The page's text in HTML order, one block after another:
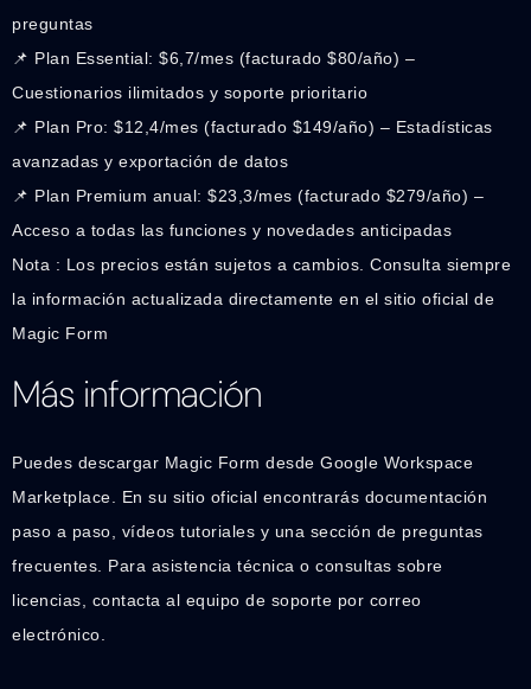
preguntas
📌 Plan Essential: $6,7/mes (facturado $80/año) –
Cuestionarios ilimitados y soporte prioritario
📌 Plan Pro: $12,4/mes (facturado $149/año) – Estadísticas
avanzadas y exportación de datos
📌 Plan Premium anual: $23,3/mes (facturado $279/año) –
Acceso a todas las funciones y novedades anticipadas
Nota : Los precios están sujetos a cambios. Consulta siempre
la información actualizada directamente en el sitio oficial de
Magic Form
Más información
Puedes descargar Magic Form desde Google Workspace
Marketplace. En su sitio oficial encontrarás documentación
paso a paso, vídeos tutoriales y una sección de preguntas
frecuentes. Para asistencia técnica o consultas sobre
licencias, contacta al equipo de soporte por correo
electrónico.